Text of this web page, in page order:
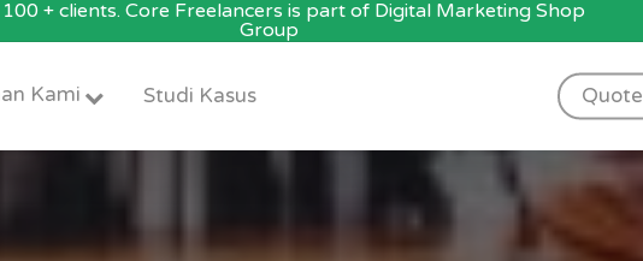
+ clients. Core Freelancers is part of Digital Marketing Shop
Group
Kami Studi Kasus Quote